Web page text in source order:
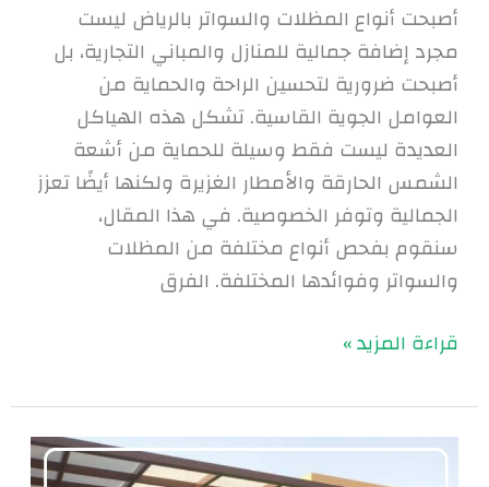
أصبحت أنواع المظلات والسواتر بالرياض ليست
مجرد إضافة جمالية للمنازل والمباني التجارية، بل
أصبحت ضرورية لتحسين الراحة والحماية من
العوامل الجوية القاسية. تشكل هذه الهياكل
العديدة ليست فقط وسيلة للحماية من أشعة
الشمس الحارقة والأمطار الغزيرة ولكنها أيضًا تعزز
الجمالية وتوفر الخصوصية. في هذا المقال،
سنقوم بفحص أنواع مختلفة من المظلات
والسواتر وفوائدها المختلفة. الفرق
قراءة المزيد »
مظلات